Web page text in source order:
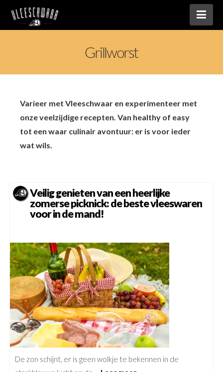
Grillworst
Varieer met Vleeschwaar en experimenteer met
onze veelzijdige recepten. Van healthy of easy
tot een waar culinair avontuur: er is voor ieder
wat wils.
Veilig genieten van een heerlijke
zomerse picknick: de beste vleeswaren
voor in de mand!
De zon schijnt, er is geen wolkje te bekennen in de